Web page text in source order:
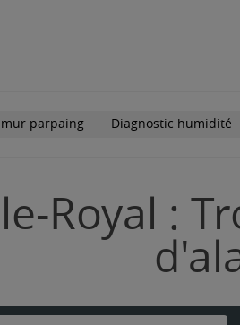
mur parpaing Diagnostic humidité
Royal :